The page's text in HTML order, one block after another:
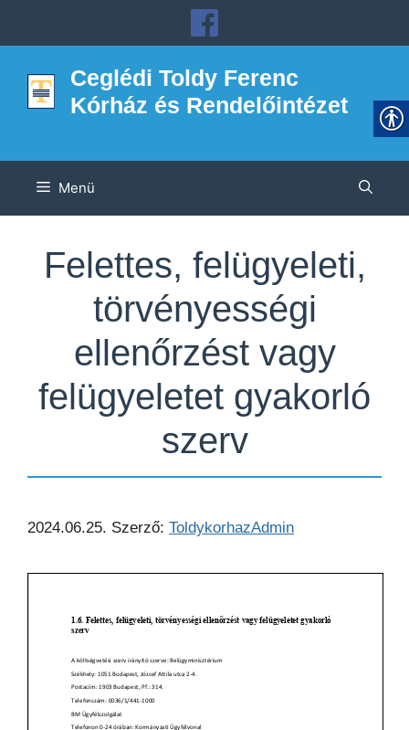
Ceglédi Toldy Ferenc
Kórház és Rendelőintézet
Menü
Felettes, felügyeleti,
törvényességi
ellenőrzést vagy
felügyeletet gyakorló
szerv
2024.06.25. Szerző: ToldykorhazAdmin